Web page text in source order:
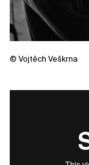
© Vojtěch Veškrna